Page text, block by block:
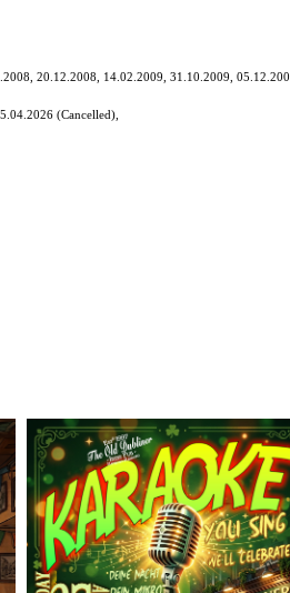
20.12.2008, 14.02.2009, 31.10.2009,
(Cancelled),